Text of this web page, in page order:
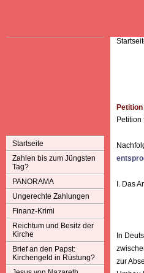
Startseite
Zahlen bis zum Jüngsten
Tag?
PANORAMA
Ungerechte Zahlungen
Finanz-Krimi
Reichtum und Besitz der
Kirche
Brief an den Papst:
Kirchengeld in Rüstung?
Petition
I. Das
In
zur